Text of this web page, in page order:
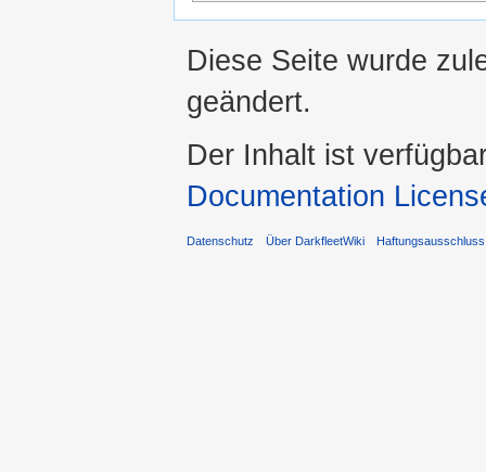
Diese Seite wurde
geändert.
Der Inhalt ist
Documentation
Datenschutz Über DarkfleetWiki Haftungsausschluss